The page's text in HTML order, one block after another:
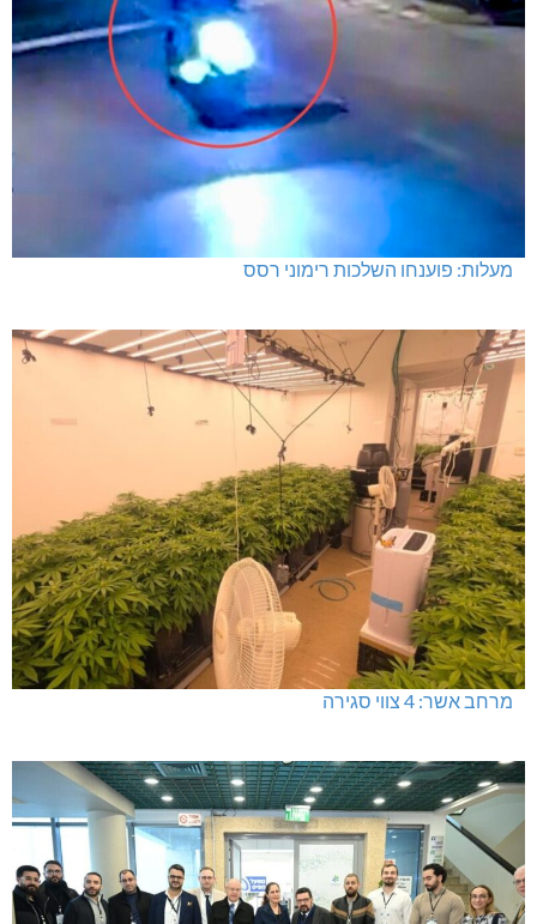
מעלות: פוענחו השלכות רימוני רסס
מרחב אשר: 4 צווי סגירה